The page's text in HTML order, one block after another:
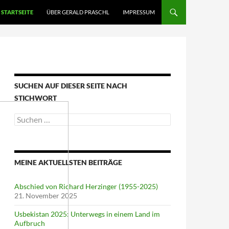
STARTSEITE ÜBER GERALD PRASCHL IMPRESSUM
SUCHEN AUF DIESER SEITE NACH
STICHWORT
Suche
nach:
MEINE AKTUELLSTEN BEITRÄGE
Abschied von Richard Herzinger (1955-2025)
21. November 2025
Usbekistan 2025: Unterwegs in einem Land im
Aufbruch